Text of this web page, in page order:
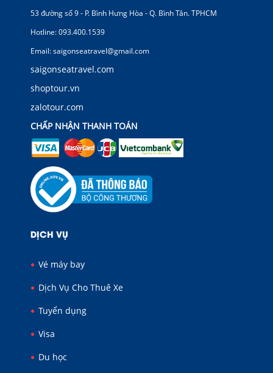
53 đường số 9 - P. Bình Hưng Hòa - Q. Bình Tân. TPHCM
Hotline: 093.400.1539
Email: saigonseatravel@gmail.com
saigonseatravel.com
shoptour.vn
zalotour.com
CHẤP NHẬN THANH TOÁN
DỊCH VỤ
Vé máy bay
Dịch Vụ Cho Thuê Xe
Tuyển dụng
Visa
Du học